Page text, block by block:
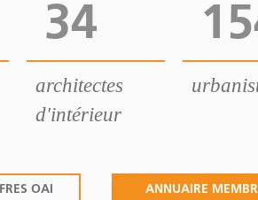
34
architectes
d'intérieur
OAI ANNUAIRE